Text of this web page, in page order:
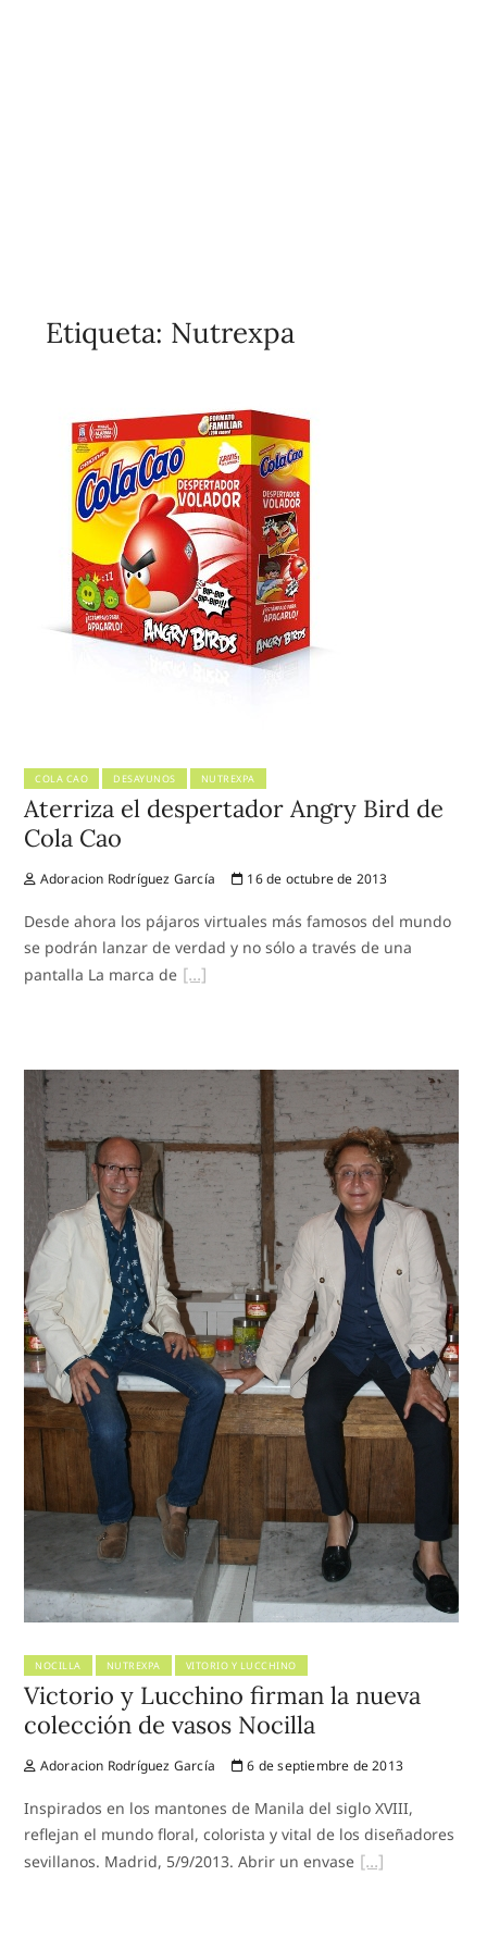
Etiqueta: Nutrexpa
COLA CAO DESAYUNOS NUTREXPA
Aterriza el despertador Angry Bird de
Cola Cao
Adoracion Rodríguez García 16 de octubre de 2013
Desde ahora los pájaros virtuales más famosos del mundo
se podrán lanzar de verdad y no sólo a través de una
pantalla La marca de
NOCILLA NUTREXPA VITORIO Y LUCCHINO
Victorio y Lucchino firman la nueva
colección de vasos Nocilla
Adoracion Rodríguez García 6 de septiembre de 2013
Inspirados en los mantones de Manila del siglo XVIII,
reflejan el mundo floral, colorista y vital de los diseñadores
sevillanos. Madrid, 5/9/2013. Abrir un envase